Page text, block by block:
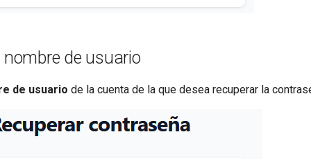
nombre de usuario
de usuario de la cuenta de la que desea recuperar la